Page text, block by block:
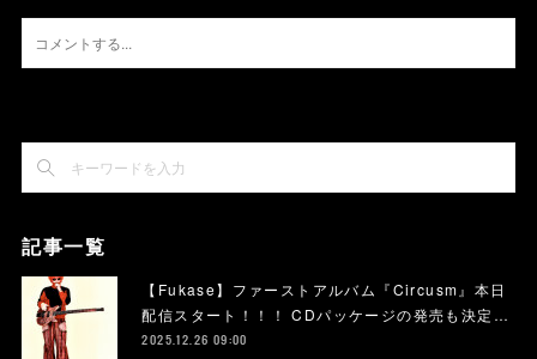
記事一覧
【Fukase】ファーストアルバム『Circusm』本日
配信スタート！！！ CDパッケージの発売も決定…
2025.12.26 09:00